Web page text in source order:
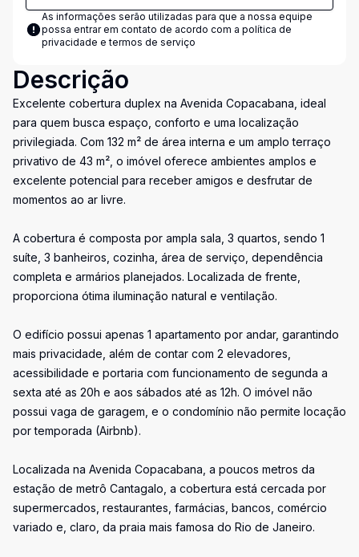
As informações serão utilizadas para que a nossa equipe
possa entrar em contato de acordo com a política de
privacidade e termos de serviço
Descrição
Excelente cobertura duplex na Avenida Copacabana, ideal
para quem busca espaço, conforto e uma localização
privilegiada. Com 132 m² de área interna e um amplo terraço
privativo de 43 m², o imóvel oferece ambientes amplos e
excelente potencial para receber amigos e desfrutar de
momentos ao ar livre.
A cobertura é composta por ampla sala, 3 quartos, sendo 1
suíte, 3 banheiros, cozinha, área de serviço, dependência
completa e armários planejados. Localizada de frente,
proporciona ótima iluminação natural e ventilação.
O edifício possui apenas 1 apartamento por andar, garantindo
mais privacidade, além de contar com 2 elevadores,
acessibilidade e portaria com funcionamento de segunda a
sexta até as 20h e aos sábados até as 12h. O imóvel não
possui vaga de garagem, e o condomínio não permite locação
por temporada (Airbnb).
Localizada na Avenida Copacabana, a poucos metros da
estação de metrô Cantagalo, a cobertura está cercada por
supermercados, restaurantes, farmácias, bancos, comércio
variado e, claro, da praia mais famosa do Rio de Janeiro.